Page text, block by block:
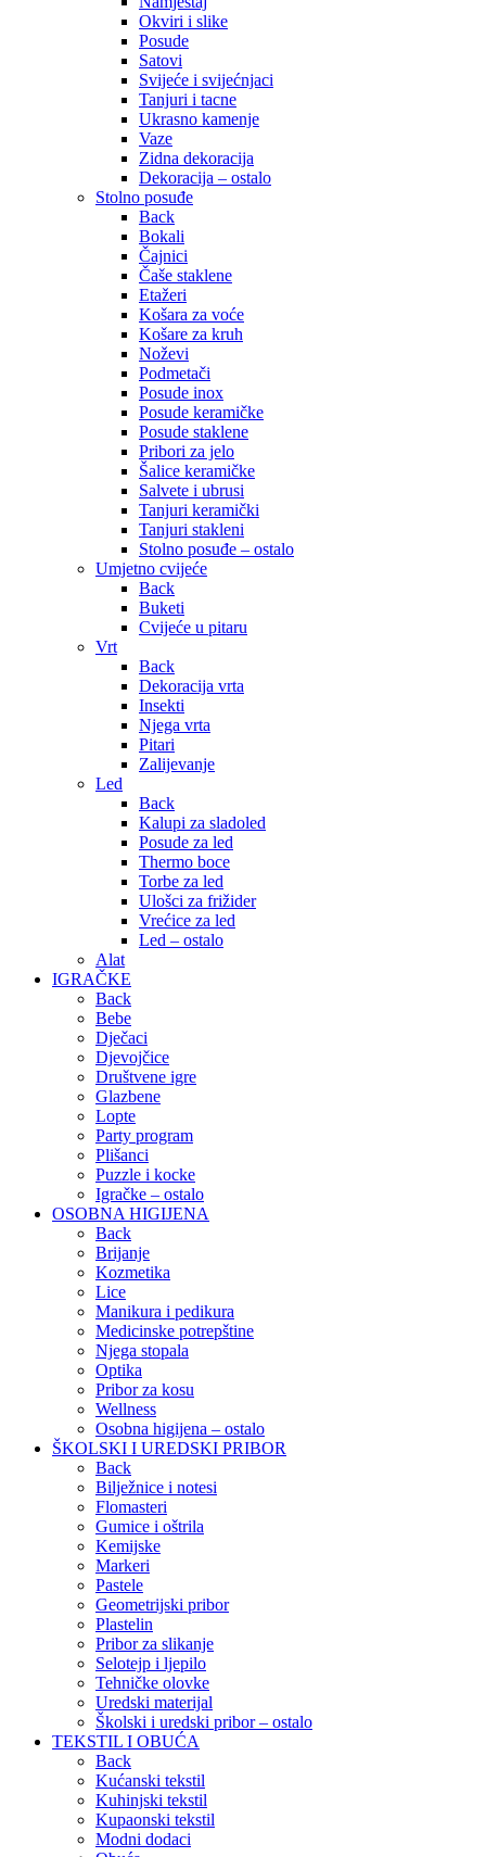
Okviri i slike
Posude
Satovi
Svijeće i svijećnjaci
Tanjuri i tacne
Ukrasno kamenje
Vaze
Zidna dekoracija
Dekoracija – ostalo
Stolno posuđe
Back
Bokali
Čajnici
Čaše staklene
Etažeri
Košara za voće
Košare za kruh
Noževi
Podmetači
Posude inox
Posude keramičke
Posude staklene
Pribori za jelo
Šalice keramičke
Salvete i ubrusi
Tanjuri keramički
Tanjuri stakleni
Stolno posuđe – ostalo
Umjetno cvijeće
Back
Buketi
Cvijeće u pitaru
Vrt
Back
Dekoracija vrta
Insekti
Njega vrta
Pitari
Zalijevanje
Led
Back
Kalupi za sladoled
Posude za led
Thermo boce
Torbe za led
Ulošci za frižider
Vrećice za led
Led – ostalo
Alat
IGRAČKE
Back
Bebe
Dječaci
Djevojčice
Društvene igre
Glazbene
Lopte
Party program
Plišanci
Puzzle i kocke
Igračke – ostalo
OSOBNA HIGIJENA
Back
Brijanje
Kozmetika
Lice
Manikura i pedikura
Medicinske potrepštine
Njega stopala
Optika
Pribor za kosu
Wellness
Osobna higijena – ostalo
ŠKOLSKI I UREDSKI PRIBOR
Back
Bilježnice i notesi
Flomasteri
Gumice i oštrila
Kemijske
Markeri
Pastele
Geometrijski pribor
Plastelin
Pribor za slikanje
Selotejp i ljepilo
Tehničke olovke
Uredski materijal
Školski i uredski pribor – ostalo
TEKSTIL I OBUĆA
Back
Kućanski tekstil
Kuhinjski tekstil
Kupaonski tekstil
Modni dodaci